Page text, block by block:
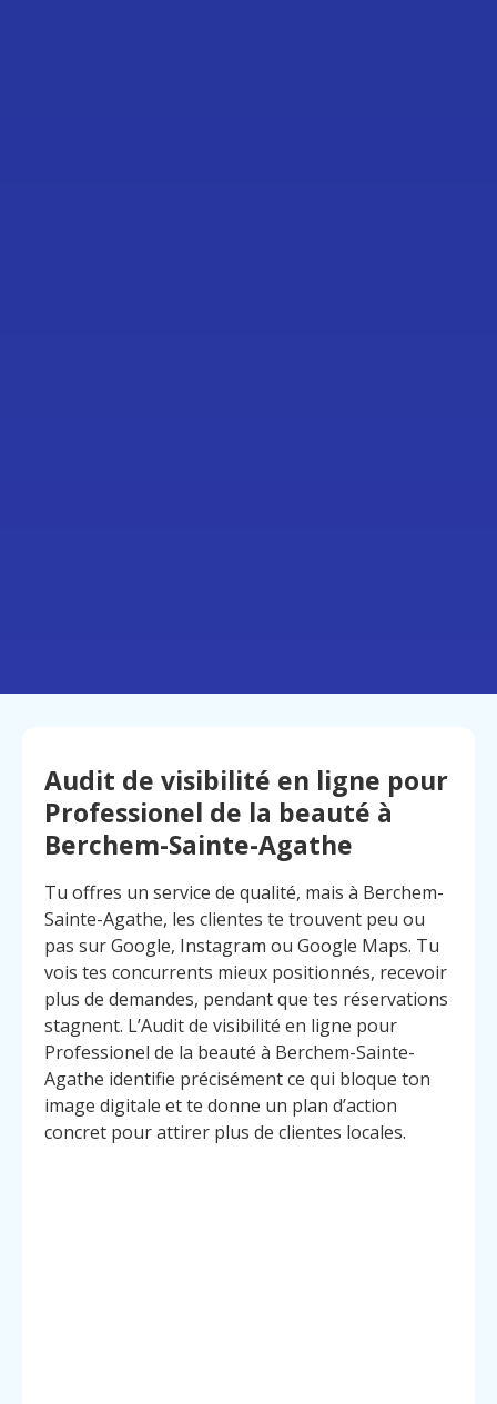
Audit de visibilité en ligne pour
Professionel de la beauté à
Berchem-Sainte-Agathe
Tu offres un service de qualité, mais à Berchem-
Sainte-Agathe, les clientes te trouvent peu ou
pas sur Google, Instagram ou Google Maps. Tu
vois tes concurrents mieux positionnés, recevoir
plus de demandes, pendant que tes réservations
stagnent. L’Audit de visibilité en ligne pour
Professionel de la beauté à Berchem-Sainte-
Agathe identifie précisément ce qui bloque ton
image digitale et te donne un plan d’action
concret pour attirer plus de clientes locales.